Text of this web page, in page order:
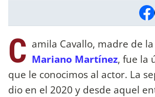
C amila Cavallo, madre de
Mariano Martínez, fue la
que le conocimos al actor. La
dio en el 2020 y desde aquel